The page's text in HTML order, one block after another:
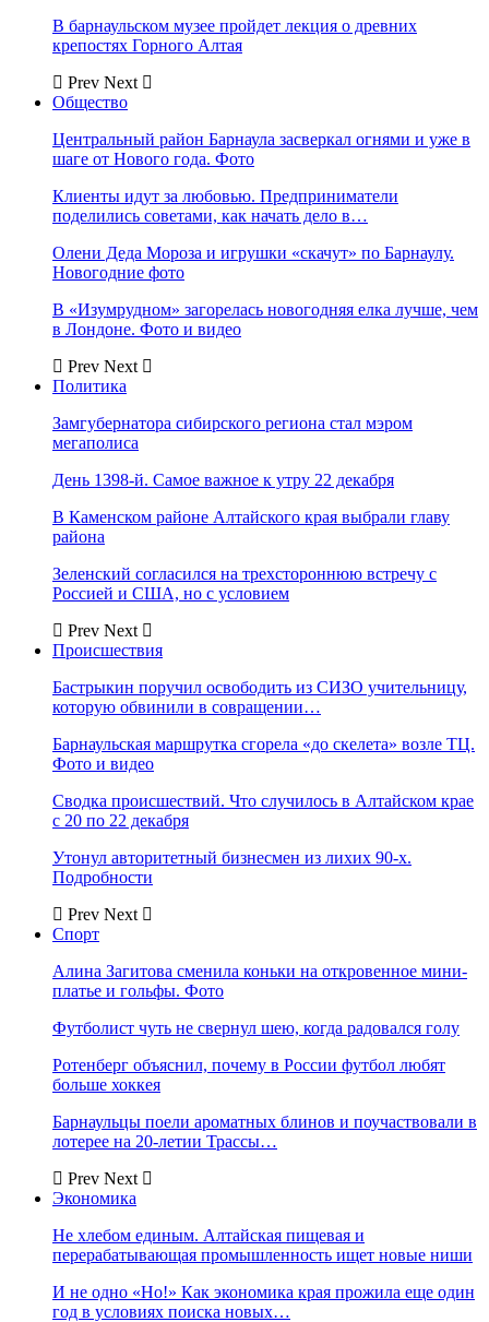
В барнаульском музее пройдет лекция о древних
крепостях Горного Алтая
Prev Next
Общество
Центральный район Барнаула засверкал огнями и уже в
шаге от Нового года. Фото
Клиенты идут за любовью. Предприниматели
поделились советами, как начать дело в…
Олени Деда Мороза и игрушки «скачут» по Барнаулу.
Новогодние фото
В «Изумрудном» загорелась новогодняя елка лучше, чем
в Лондоне. Фото и видео
Prev Next
Политика
Замгубернатора сибирского региона стал мэром
мегаполиса
День 1398-й. Самое важное к утру 22 декабря
В Каменском районе Алтайского края выбрали главу
района
Зеленский согласился на трехстороннюю встречу с
Россией и США, но с условием
Prev Next
Происшествия
Бастрыкин поручил освободить из СИЗО учительницу,
которую обвинили в совращении…
Барнаульская маршрутка сгорела «до скелета» возле ТЦ.
Фото и видео
Сводка происшествий. Что случилось в Алтайском крае
с 20 по 22 декабря
Утонул авторитетный бизнесмен из лихих 90-х.
Подробности
Prev Next
Спорт
Алина Загитова сменила коньки на откровенное мини-
платье и гольфы. Фото
Футболист чуть не свернул шею, когда радовался голу
Ротенберг объяснил, почему в России футбол любят
больше хоккея
Барнаульцы поели ароматных блинов и поучаствовали в
лотерее на 20-летии Трассы…
Prev Next
Экономика
Не хлебом единым. Алтайская пищевая и
перерабатывающая промышленность ищет новые ниши
И не одно «Но!» Как экономика края прожила еще один
год в условиях поиска новых…